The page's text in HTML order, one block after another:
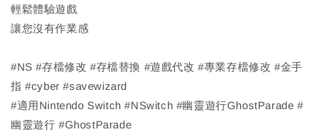
輕鬆體驗遊戲
讓您沒有作業感
#NS #存檔修改 #存檔替換 #遊戲代改 #專業存檔修改 #金手
指 #cyber #savewizard
#適用Nintendo Switch #NSwitch #幽靈遊行GhostParade #
幽靈遊行 #GhostParade